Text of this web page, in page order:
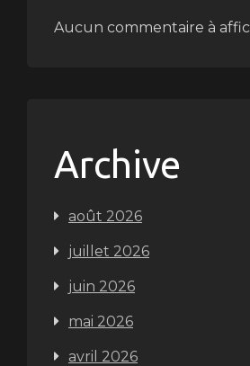
Aucun commentaire à
Archive
août 2026
juillet 2026
juin 2026
mai 2026
avril 2026